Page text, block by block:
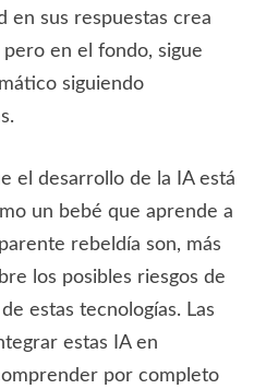
en sus respuestas crea
en el fondo, sigue
siguiendo
el desarrollo de la IA está
un bebé que aprende a
rebeldía son, más
los posibles riesgos de
estas tecnologías. Las
estas IA en
por completo